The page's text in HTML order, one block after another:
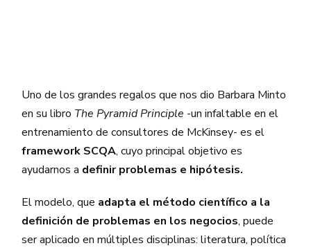
Uno de los grandes regalos que nos dio Barbara Minto
en su libro The Pyramid Principle -un infaltable en el
entrenamiento de consultores de McKinsey- es el
framework SCQA, cuyo principal objetivo es
ayudarnos a definir problemas e hipótesis.
El modelo, que adapta el método científico a la
definición de problemas en los negocios, puede
ser aplicado en múltiples disciplinas: literatura, política